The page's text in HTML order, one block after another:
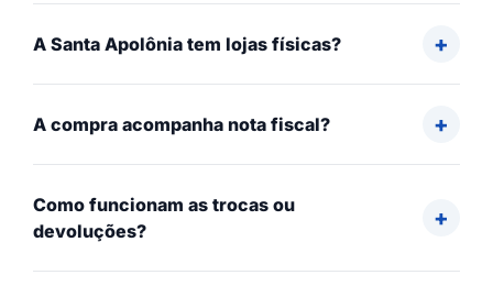
A Santa Apolônia tem lojas físicas?
A compra acompanha nota fiscal?
Como funcionam as trocas ou
devoluções?